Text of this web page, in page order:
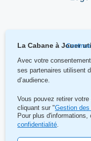
Mentions
La Cabane à Jouer
Avec votre
ses partenaires utilisent
d’audience.
Vous pouvez retirer
cliquant sur "Gestion
Pour plus d'informations,
confidentialité.